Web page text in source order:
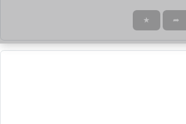
★ ➦